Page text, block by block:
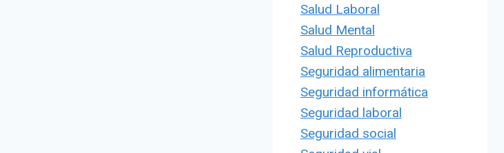
Salud Laboral
Salud Mental
Salud Reproductiva
Seguridad alimentaria
Seguridad informática
Seguridad laboral
Seguridad social